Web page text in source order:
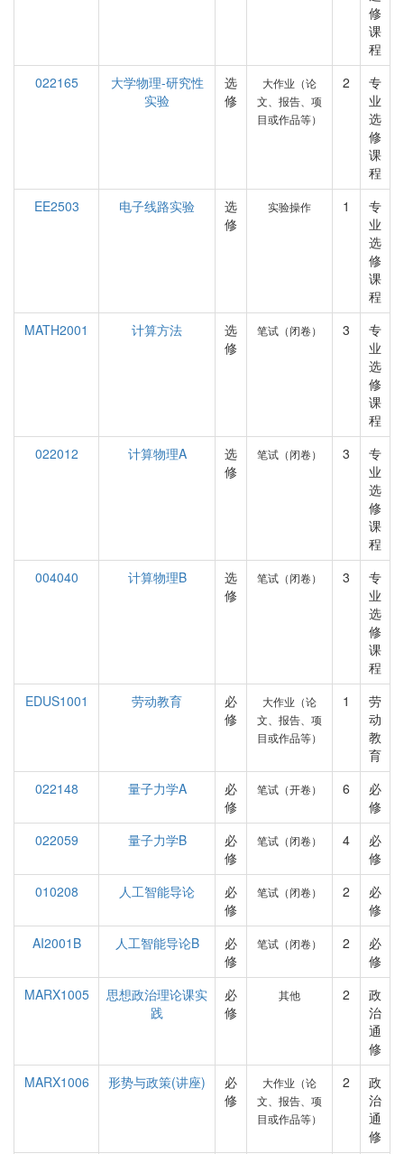
修
课
程
022165
大学物理-研究性
实验
选
修
大作业（论
文、报告、项
目或作品等）
2
专
业
选
修
课
程
EE2503
电子线路实验
选
修
实验操作 1
专
业
选
修
课
程
MATH2001
计算方法
选
修
笔试（闭卷） 3
专
业
选
修
课
程
022012
计算物理A
选
修
笔试（闭卷） 3
专
业
选
修
课
程
004040
计算物理B
选
修
笔试（闭卷） 3
专
业
选
修
课
程
EDUS1001
劳动教育
必
修
大作业（论
文、报告、项
目或作品等）
1
劳
动
教
育
022148
量子力学A
必
修
笔试（开卷） 6
必
修
022059
量子力学B
必
修
笔试（闭卷） 4
必
修
010208
人工智能导论
必
修
笔试（闭卷） 2
必
修
AI2001B
人工智能导论B
必
修
笔试（闭卷） 2
必
修
MARX1005
思想政治理论课实
践
必
修
其他 2
政
治
通
修
MARX1006
形势与政策(讲座)
必
修
大作业（论
文、报告、项
目或作品等）
2
政
治
通
修